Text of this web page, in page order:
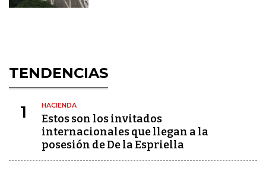
TENDENCIAS
1 HACIENDA
Estos son los invitados
internacionales que llegan a la
posesión de De la Espriella